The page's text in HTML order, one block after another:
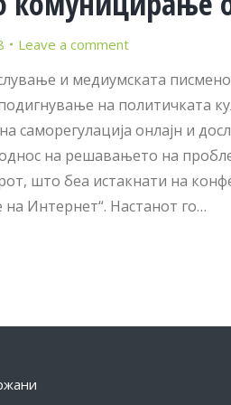
Leave a comment
и медиумската
на политичката
саморегулација онлајн и
на решавањето на
што беа истакнати на
Интернет“. Настанот го…